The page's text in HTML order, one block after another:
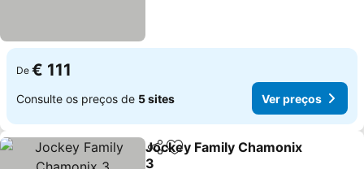
De € 111
Consulte os preços de 5 sites Ver preços
PartilharAdicionar aos favoritos
Jockey Family Chamonix
3